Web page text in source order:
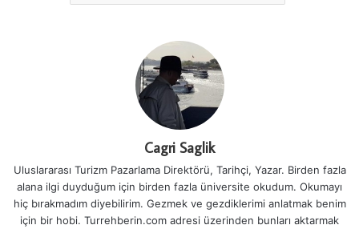
Cagri Saglik
Uluslararası Turizm Pazarlama Direktörü, Tarihçi, Yazar. Birden fazla
alana ilgi duyduğum için birden fazla üniversite okudum. Okumayı
hiç bırakmadım diyebilirim. Gezmek ve gezdiklerimi anlatmak benim
için bir hobi. Turrehberin.com adresi üzerinden bunları aktarmak